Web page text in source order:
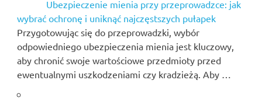
Ubezpieczenie mienia przy przeprowadzce: jak
wybrać ochronę i uniknąć najczęstszych pułapek
Przygotowując się do przeprowadzki, wybór
odpowiedniego ubezpieczenia mienia jest kluczowy,
aby chronić swoje wartościowe przedmioty przed
ewentualnymi uszkodzeniami czy kradzieżą. Aby …